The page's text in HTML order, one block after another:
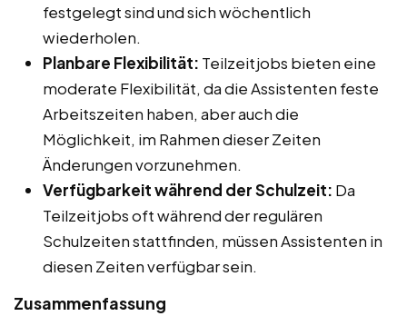
festgelegt sind und sich wöchentlich
wiederholen.
Planbare Flexibilität: Teilzeitjobs bieten eine
moderate Flexibilität, da die Assistenten feste
Arbeitszeiten haben, aber auch die
Möglichkeit, im Rahmen dieser Zeiten
Änderungen vorzunehmen.
Verfügbarkeit während der Schulzeit: Da
Teilzeitjobs oft während der regulären
Schulzeiten stattfinden, müssen Assistenten in
diesen Zeiten verfügbar sein.
Zusammenfassung